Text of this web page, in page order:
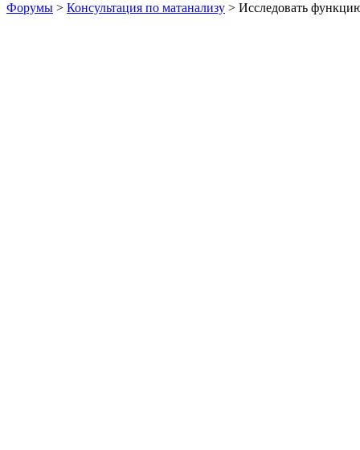
Форумы > Консультация по матанализу > Исследовать